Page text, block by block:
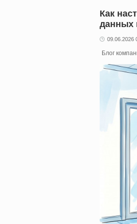
Как
данных
09.06.2026
Блог